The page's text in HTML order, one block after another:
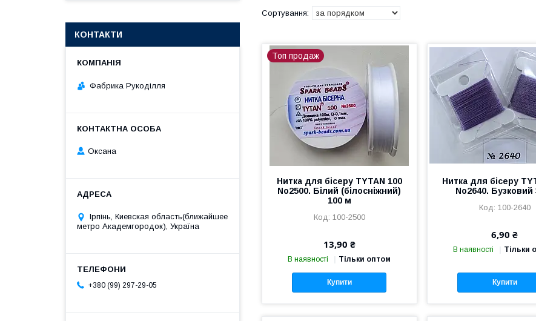
Топ продаж
Нитка для бісеру TYTAN 100
No2500. Білий (білосніжний)
100 м
100-2500
13,90 ₴
В наявності Тільки оптом
Купити
Нитка для бісеру
No2640. Бузковий
100-2640
6,90 ₴
В наявності Тільки
Купити
КОНТАКТИ
Фабрика Рукоділля
Оксана
Ірпінь, Киевская область(ближайшее
метро Академгородок), Україна
+380 (99) 297-29-05